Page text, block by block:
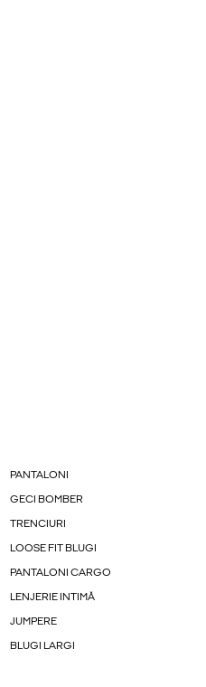
PANTALONI
GECI BOMBER
TRENCIURI
LOOSE FIT BLUGI
PANTALONI CARGO
LENJERIE INTIMĂ
JUMPERE
BLUGI LARGI